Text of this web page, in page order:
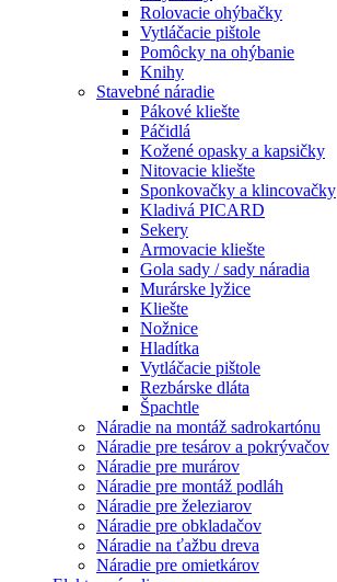
Rolovacie ohýbačky
Vytláčacie pištole
Pomôcky na ohýbanie
Knihy
Stavebné náradie
Pákové kliešte
Páčidlá
Kožené opasky a kapsičky
Nitovacie kliešte
Sponkovačky a klincovačky
Kladivá PICARD
Sekery
Armovacie kliešte
Gola sady / sady náradia
Murárske lyžice
Kliešte
Nožnice
Hladítka
Vytláčacie pištole
Rezbárske dláta
Špachtle
Náradie na montáž sadrokartónu
Náradie pre tesárov a pokrývačov
Náradie pre murárov
Náradie pre montáž podláh
Náradie pre železiarov
Náradie pre obkladačov
Náradie na ťažbu dreva
Náradie pre omietkárov